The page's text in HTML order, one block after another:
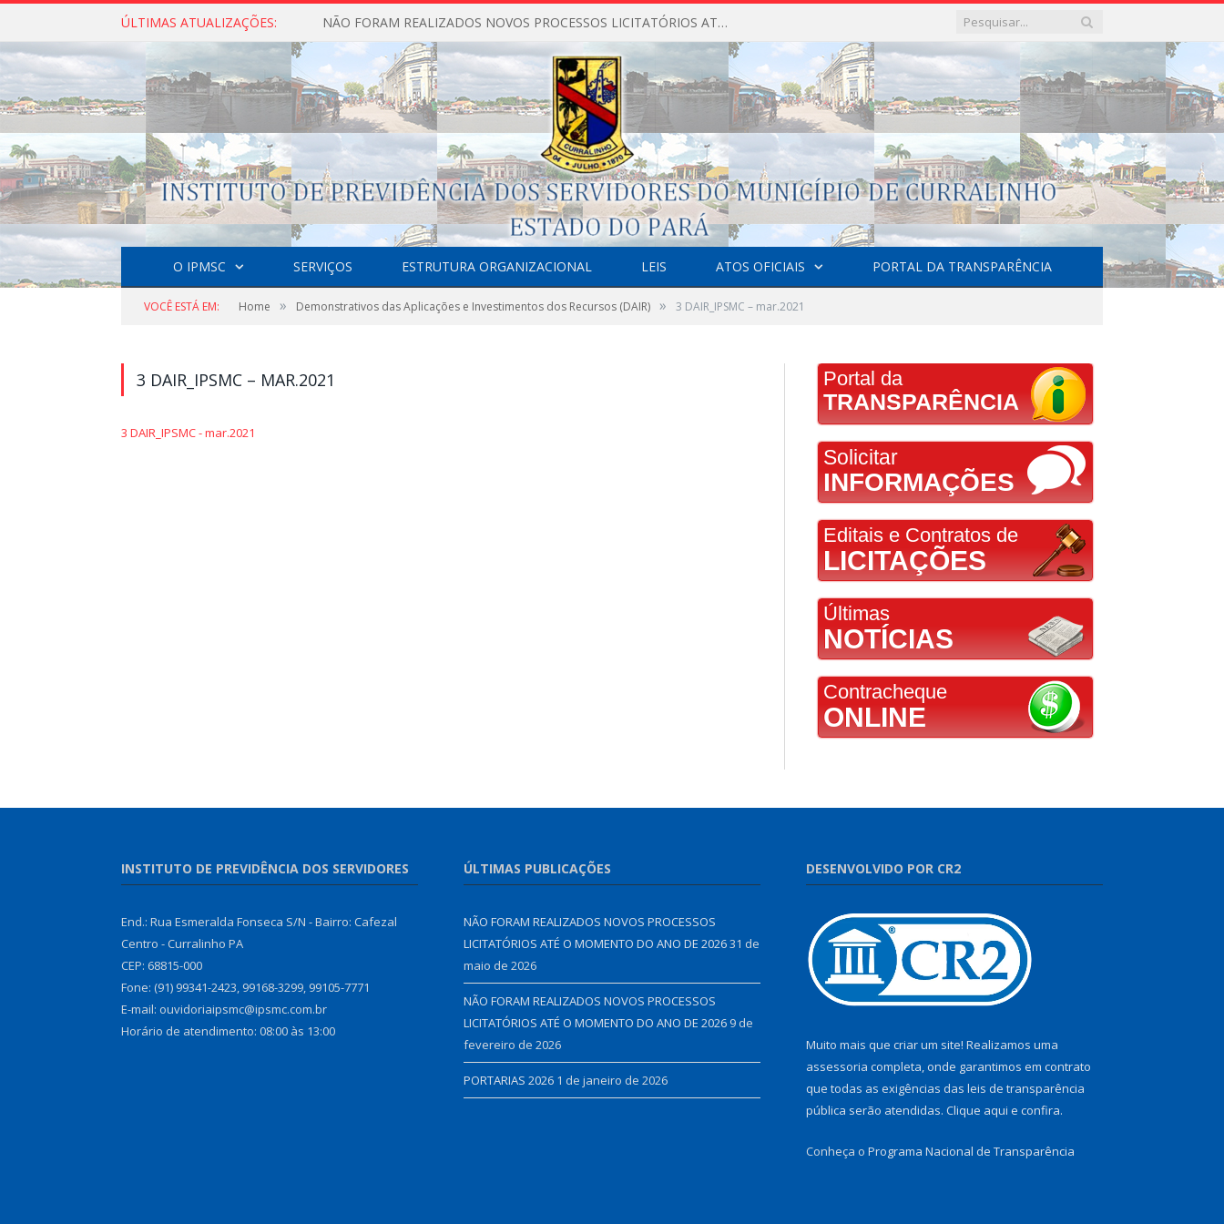
ÚLTIMAS ATUALIZAÇÕES: NÃO FORAM REALIZADOS NOVOS PROCESSOS LICITATÓRIOS ATÉ O MOMENTO DO ANO DE 2026
O IPMSC SERVIÇOS ESTRUTURA ORGANIZACIONAL LEIS ATOS OFICIAIS PORTAL DA TRANSPARÊNCIA
VOCÊ ESTÁ EM: Home » Demonstrativos das Aplicações e Investimentos dos Recursos (DAIR) » 3 DAIR_IPSMC – mar.2021
3 DAIR_IPSMC – MAR.2021
3 DAIR_IPSMC - mar.2021
Portal da
TRANSPARÊNCIA
Solicitar
INFORMAÇÕES
Editais e Contratos de
LICITAÇÕES
Últimas
NOTÍCIAS
Contracheque
ONLINE
INSTITUTO DE PREVIDÊNCIA DOS SERVIDORES
End.: Rua Esmeralda Fonseca S/N - Bairro: Cafezal
Centro - Curralinho PA
CEP: 68815-000
Fone: (91) 99341-2423, 99168-3299, 99105-7771
E-mail: ouvidoriaipsmc@ipsmc.com.br
Horário de atendimento: 08:00 às 13:00
ÚLTIMAS PUBLICAÇÕES
NÃO FORAM REALIZADOS NOVOS PROCESSOS
LICITATÓRIOS ATÉ O MOMENTO DO ANO DE 202631 de
maio de 2026
NÃO FORAM REALIZADOS NOVOS PROCESSOS
LICITATÓRIOS ATÉ O MOMENTO DO ANO DE 2026 9 de
fevereiro de 2026
PORTARIAS 2026 1 de janeiro de 2026
DESENVOLVIDO POR CR2
Muito mais que criar um site! Realizamos uma
assessoria completa, onde garantimos em contrato
que todas as exigências das leis de transparência
pública serão atendidas. Clique aqui e confira.
Conheça o Programa Nacional de Transparência